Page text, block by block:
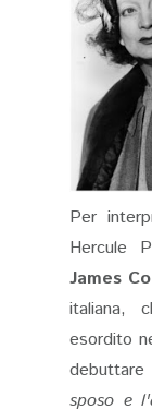
Per
Hercule
James
italiana,
esordito
sposo e